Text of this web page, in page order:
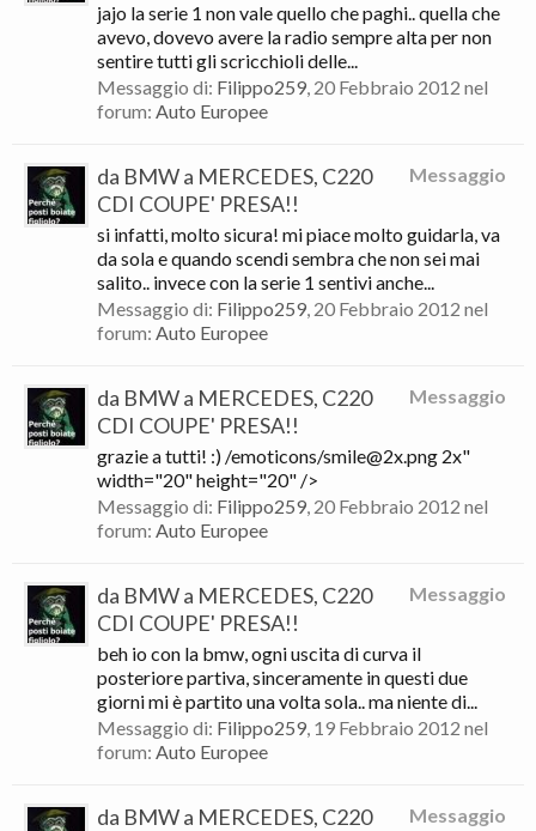
jajo la serie 1 non vale quello che paghi.. quella che
avevo, dovevo avere la radio sempre alta per non
sentire tutti gli scricchioli delle...
Messaggio di: Filippo259, 20 Febbraio 2012 nel
forum: Auto Europee
Messaggio
da BMW a MERCEDES, C220
CDI COUPE' PRESA!!
si infatti, molto sicura! mi piace molto guidarla, va
da sola e quando scendi sembra che non sei mai
salito.. invece con la serie 1 sentivi anche...
Messaggio di: Filippo259, 20 Febbraio 2012 nel
forum: Auto Europee
Messaggio
da BMW a MERCEDES, C220
CDI COUPE' PRESA!!
grazie a tutti! :) /emoticons/smile@2x.png 2x"
width="20" height="20" />
Messaggio di: Filippo259, 20 Febbraio 2012 nel
forum: Auto Europee
Messaggio
da BMW a MERCEDES, C220
CDI COUPE' PRESA!!
beh io con la bmw, ogni uscita di curva il
posteriore partiva, sinceramente in questi due
giorni mi è partito una volta sola.. ma niente di...
Messaggio di: Filippo259, 19 Febbraio 2012 nel
forum: Auto Europee
Messaggio
da BMW a MERCEDES, C220